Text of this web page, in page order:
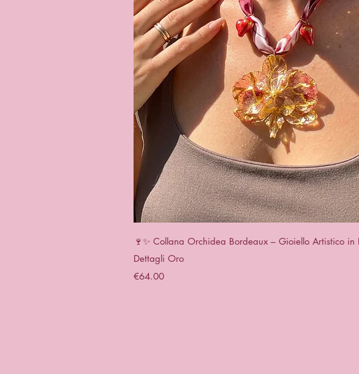
Quick View
🍷✨ Collana Orchidea Bordeaux – Gioiello Artistico in
Dettagli Oro
Price
€64.00